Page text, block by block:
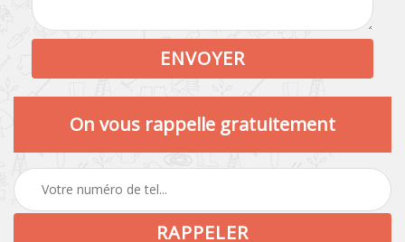
On vous rappelle gratuitement